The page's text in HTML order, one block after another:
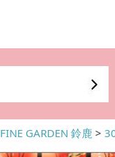
FINE GARDEN 鈴鹿 >